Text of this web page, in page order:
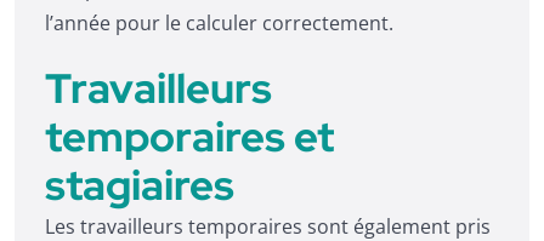
l’année pour le calculer correctement.
Travailleurs
temporaires et
stagiaires
Les travailleurs temporaires sont également pris